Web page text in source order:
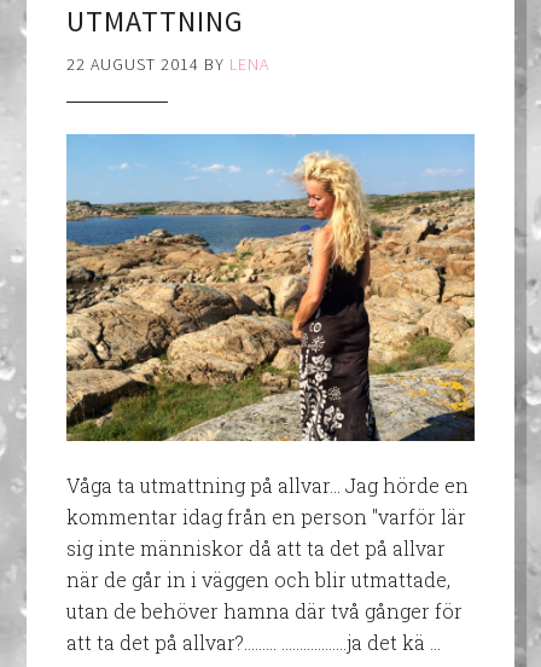
UTMATTNING
22 AUGUST 2014 BY LENA
Våga ta utmattning på allvar... Jag hörde en
kommentar idag från en person "varför lär
sig inte människor då att ta det på allvar
när de går in i väggen och blir utmattade,
utan de behöver hamna där två gånger för
att ta det på allvar?……… ………………ja det kä …